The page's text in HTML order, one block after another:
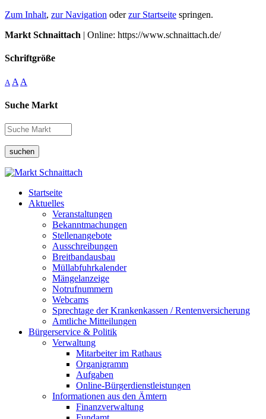
Zum Inhalt, zur Navigation oderzur Startseite springen.
Markt Schnaittach | Online: https://www.schnaittach.de/
Schriftgröße
A A A
Suche Markt
suchen
Startseite
Aktuelles
Veranstaltungen
Bekanntmachungen
Stellenangebote
Ausschreibungen
Breitbandausbau
Müllabfuhrkalender
Mängelanzeige
Notrufnummern
Webcams
Sprechtage der Krankenkassen / Rentenversicherung
Amtliche Mitteilungen
Bürgerservice & Politik
Verwaltung
Mitarbeiter im Rathaus
Organigramm
Aufgaben
Online-Bürgerdienstleistungen
Informationen aus den Ämtern
Finanzverwaltung